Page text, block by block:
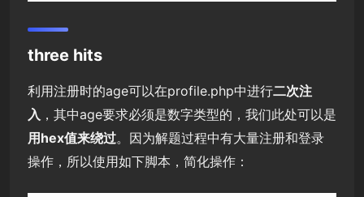
three hits
利用注册时的age可以在profile.php中进行二次注
入 ，其中age要求必须是数字类型的，我们此处可以是
用hex值来绕过。因为解题过程中有大量注册和登录
操作，所以使用如下脚本，简化操作：